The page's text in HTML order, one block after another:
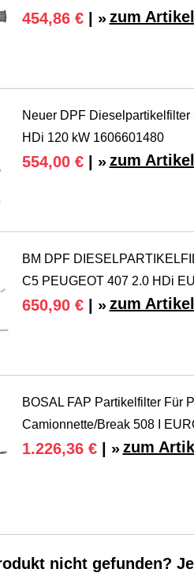
454,86 €| » zum Artikel
Neuer DPF
HDi 120 kW 1606601480
554,00 €| » zum Artikel
BM DPF
C5 PEUGEOT 407 2.0 HDi
650,90 €| » zum Artikel
BOSAL FAP Partikelfilter Für
Camionnette/Break 508 I
1.226,36 €| » zum
nicht gefunden?